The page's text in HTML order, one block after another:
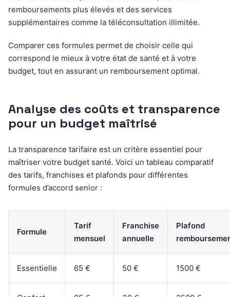
remboursements plus élevés et des services
supplémentaires comme la téléconsultation illimitée.
Comparer ces formules permet de choisir celle qui
correspond le mieux à votre état de santé et à votre
budget, tout en assurant un remboursement optimal.
Analyse des coûts et transparence
pour un budget maîtrisé
La transparence tarifaire est un critère essentiel pour
maîtriser votre budget santé. Voici un tableau comparatif
des tarifs, franchises et plafonds pour différentes
formules d’accord senior :
Formule
Tarif
mensuel
Franchise
annuelle
Plafond
Essentielle 65 € 50 € 1500 €